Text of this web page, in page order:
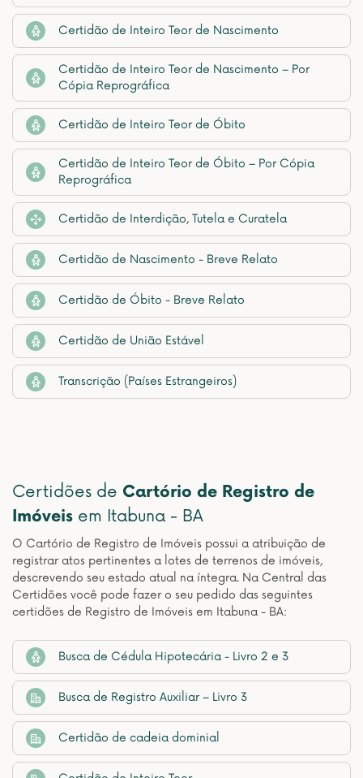
Certidão de Inteiro Teor de Nascimento
Certidão de Inteiro Teor de Nascimento – Por
Cópia Reprográfica
Certidão de Inteiro Teor de Óbito
Certidão de Inteiro Teor de Óbito – Por Cópia
Reprográfica
Certidão de Interdição, Tutela e Curatela
Certidão de Nascimento - Breve Relato
Certidão de Óbito - Breve Relato
Certidão de União Estável
Transcrição (Países Estrangeiros)
Certidões de Cartório de Registro de
Imóveis em Itabuna - BA
O Cartório de Registro de Imóveis possui a atribuição de
registrar atos pertinentes a lotes de terrenos de imóveis,
descrevendo seu estado atual na íntegra. Na Central das
Certidões você pode fazer o seu pedido das seguintes
certidões de Registro de Imóveis em Itabuna - BA:
Busca de Cédula Hipotecária - Livro 2 e 3
Busca de Registro Auxiliar – Livro 3
Certidão de cadeia dominial